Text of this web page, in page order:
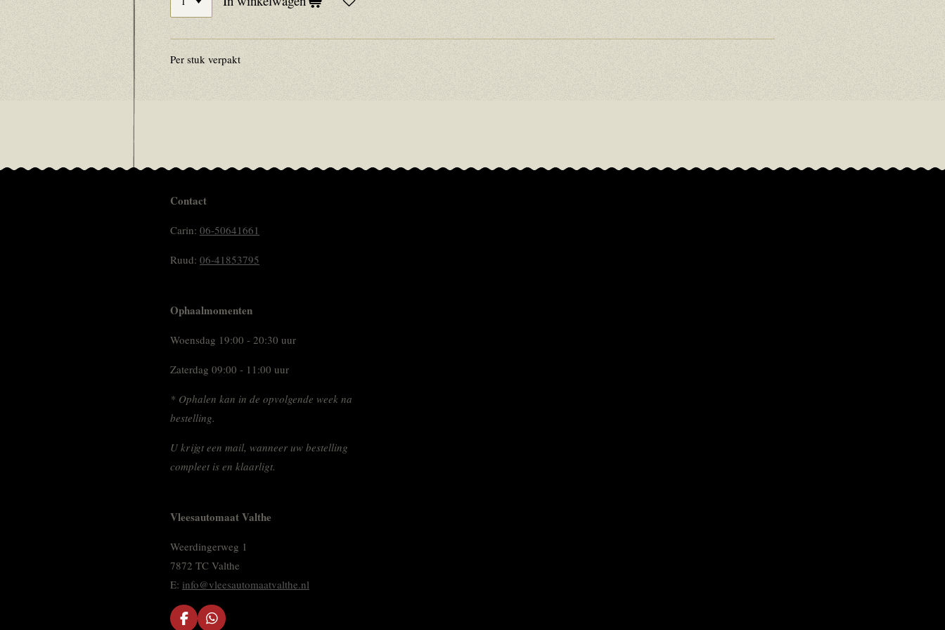
Per stuk verpakt
Contact
Carin: 06-50641661
Ruud: 06-41853795
Ophaalmomenten
Woensdag 19:00 - 20:30 uur
Zaterdag 09:00 - 11:00 uur
* Ophalen kan in de opvolgende week na
bestelling.
U krijgt een mail, wanneer uw bestelling
compleet is en klaarligt.
Vleesautomaat Valthe
Weerdingerweg 1
7872 TC Valthe
E: info@vleesautomaatvalthe.nl
F
W